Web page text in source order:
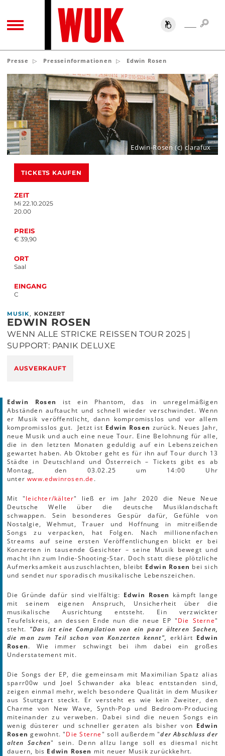
TOGGLE NAVIGATION SUCHE
Presse Presseinformationen Edwin Rosen
TICKETS KAUFEN
ZEIT
Mi 22.10.2025
20.00
PREIS
€ 39,90
ORT
Saal
EINGANG
C
Edwin-Rosen (c) clarafux
MUSIK , KONZERT
EDWIN ROSEN
WENN ALLE STRICKE REISSEN TOUR 2025 |
SUPPORT: PANIK DELUXE
AUSVERKAUFT
Edwin Rosen
ist ein Phantom, das in unregelmäßigen
Abständen auftaucht und schnell wieder verschwindet. Wenn
er Musik veröffentlicht, dann kompromisslos und vor allem
kompromisslos gut. Jetzt ist Edwin Rosen zurück. Neues Jahr,
neue Musik und auch eine neue Tour. Eine Belohnung für alle,
die in den letzten Monaten geduldig auf ein Lebenszeichen
gewartet haben. Ab Oktober geht es für ihn auf Tour durch 13
Städte in Deutschland und Österreich – Tickets gibt es ab
Montag, den 03.02.25 um 14:00 Uhr
unterwww.edwinrosen.de.
Mit "leichter/kälter" ließ er im Jahr 2020 die Neue Neue
Deutsche Welle über die deutsche Musiklandschaft
schwappen. Sein besonderes Gespür dafür, Gefühle von
Nostalgie, Wehmut, Trauer und Hoffnung in mitreißende
Songs zu verpacken, hat Folgen. Nach millionenfachen
Streams auf seine ersten Veröffentlichungen blickt er bei
Konzerten in tausende Gesichter – seine Musik bewegt und
macht ihn zum Indie-Shooting-Star. Doch statt diese plötzliche
Aufmerksamkeit auszuschlachten, bleibt Edwin Rosen bei sich
und sendet nur sporadisch musikalische Lebenszeichen.
Die Gründe dafür sind vielfältig: Edwin Rosen kämpft lange
mit seinem eigenen Anspruch, Unsicherheit über die
musikalische Ausrichtung entsteht. Ein verzwickter
Teufelskreis, an dessen Ende nun die neue EP "Die Sterne"
steht. "Das ist eine Compilation von ein paar älteren Sachen,
die man zum Teil schon von Konzerten kennt", erklärt Edwin
Rosen. Wie immer schwingt bei ihm dabei ein großes
Understatement mit.
Die Songs der EP, die gemeinsam mit Maximilian Spatz alias
sparr00w und Joel Schwander aka bleac
entstanden sind,
zeigen einmal mehr, welch besondere Qualität in dem Musiker
aus Stuttgart steckt. Er versteht es wie kein Zweiter, den
Charme von New Wave, Synth-Pop und Bedroom-Producing
miteinander zu verweben. Dabei sind die neuen Songs ein
wenig düsterer und schneller geraten als bisher von Edwin
Rosen gewohnt. "Die Sterne" soll außerdem "der Abschluss der
alten Sachen" sein. Denn allzu lange soll es diesmal nicht
dauern, bis Edwin Rosen mit neuer Musik zurückkehrt.